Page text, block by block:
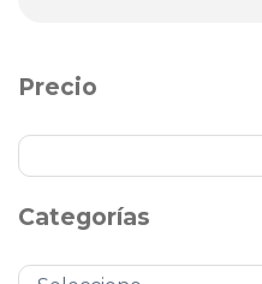
Precio
Categorías